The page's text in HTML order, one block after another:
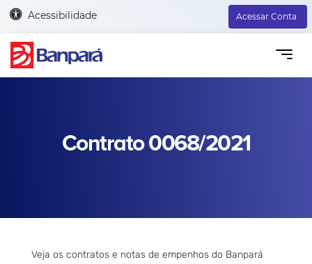
Acessibilidade Acessar Conta
Contrato 0068/2021
Veja os contratos e notas de empenhos do Banpará